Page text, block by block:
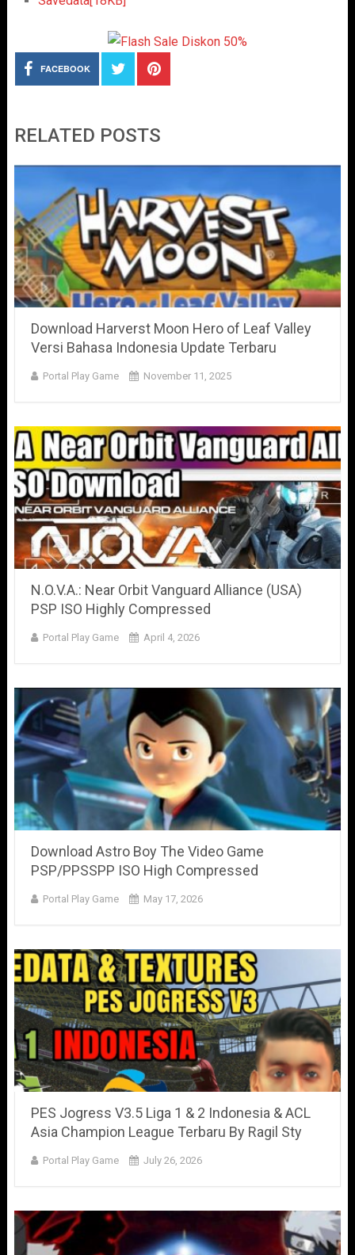
FACEBOOK
RELATED POSTS
Download Harverst Moon Hero of Leaf Valley
Versi Bahasa Indonesia Update Terbaru
Portal Play Game November 11, 2025
N.O.V.A.: Near Orbit Vanguard Alliance (USA)
PSP ISO Highly Compressed
Portal Play Game April 4, 2026
Download Astro Boy The Video Game
PSP/PPSSPP ISO High Compressed
Portal Play Game May 17, 2026
PES Jogress V3.5 Liga 1 & 2 Indonesia & ACL
Asia Champion League Terbaru By Ragil Sty
Portal Play Game July 26, 2026